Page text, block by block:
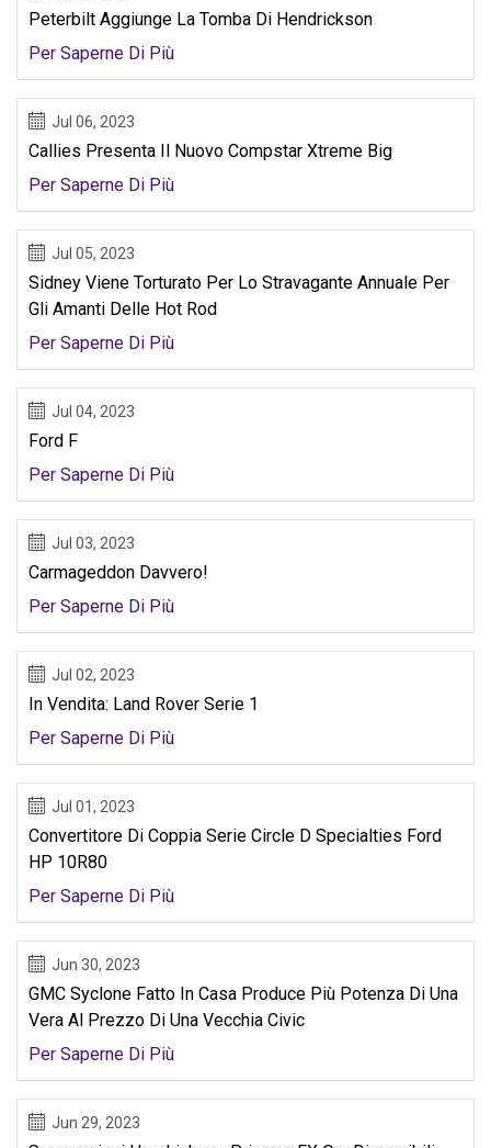
Peterbilt Aggiunge La Tomba Di Hendrickson
Per Saperne Di Più
Jul 06, 2023
Callies Presenta Il Nuovo Compstar Xtreme Big
Per Saperne Di Più
Jul 05, 2023
Sidney Viene Torturato Per Lo Stravagante Annuale Per
Gli Amanti Delle Hot Rod
Per Saperne Di Più
Jul 04, 2023
Ford F
Per Saperne Di Più
Jul 03, 2023
Carmageddon Davvero!
Per Saperne Di Più
Jul 02, 2023
In Vendita: Land Rover Serie 1
Per Saperne Di Più
Jul 01, 2023
Convertitore Di Coppia Serie Circle D Specialties Ford
HP 10R80
Per Saperne Di Più
Jun 30, 2023
GMC Syclone Fatto In Casa Produce Più Potenza Di Una
Vera Al Prezzo Di Una Vecchia Civic
Per Saperne Di Più
Jun 29, 2023